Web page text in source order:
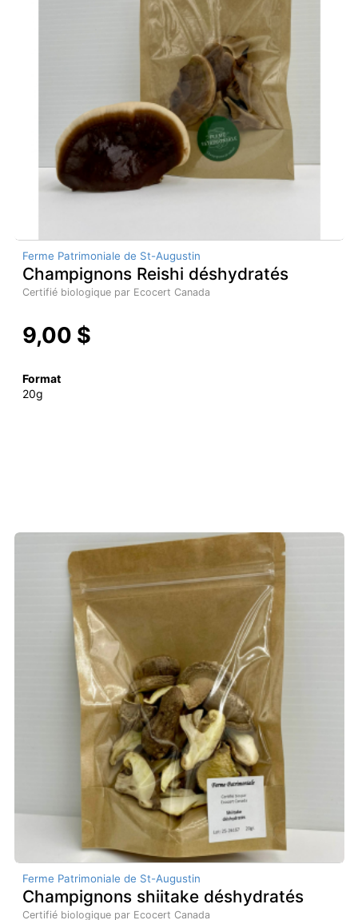
Ferme Patrimoniale de St-Augustin
Champignons Reishi déshydratés
Certifié biologique par Ecocert Canada
9,00 $
Format
20g
Ferme Patrimoniale de St-Augustin
Champignons shiitake déshydratés
Certifié biologique par Ecocert Canada